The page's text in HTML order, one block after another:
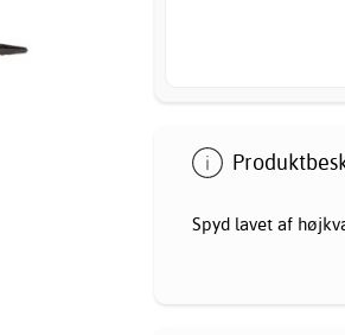
Spyd lavet af